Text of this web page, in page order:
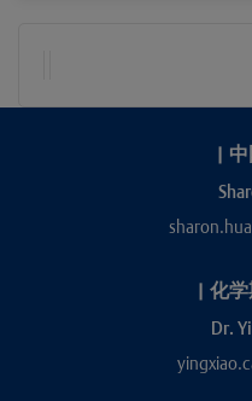
|
| 化
Dr.